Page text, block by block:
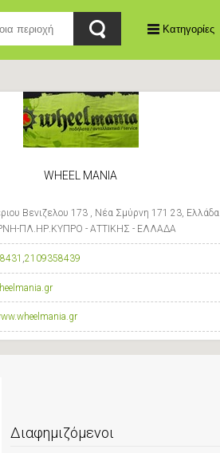
Κατηγορίες
WHEEL MANIA
Βενιζελου 173 , Νέα Σμύρνη 171 23, Ελλάδα
ΠΛ.ΗΡ.ΚΥΠΡΟ - ΑΤΤΙΚΗΣ - ΕΛΛΑΔΑ
,2109358439
Διαφημιζόμενοι